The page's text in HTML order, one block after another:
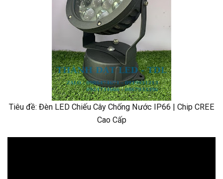
Tiêu đề: Đèn LED Chiếu Cây Chống Nước IP66 | Chip CREE
Cao Cấp